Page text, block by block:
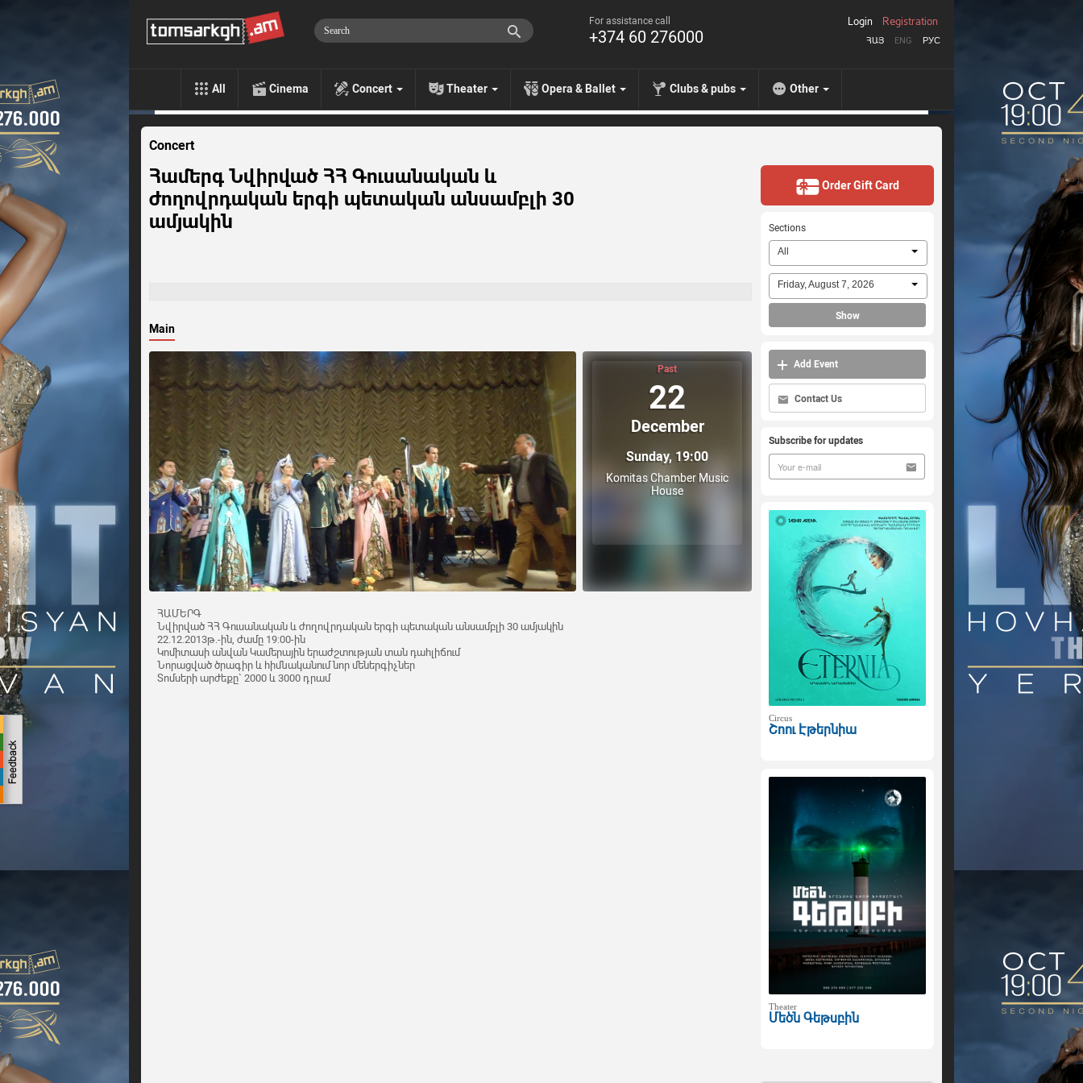
For assistance call
+374 60 276000 ՀԱՅ ENG РУС
Login Registration
All Cinema Concert Theater Opera & Ballet Clubs & pubs Other
Concert
Համերգ Նվիրված ՀՀ Գուսանական և
ժողովրդական երգի պետական անսամբլի 30
ամյակին
Main
Past
22
December
Sunday, 19:00
Komitas Chamber Music
House
ՀԱՄԵՐԳ
Նվիրված ՀՀ Գուսանական և ժողովրդական երգի պետական անսամբլի 30 ամյակին
22.12.2013թ.-ին, ժամը 19:00-ին
Կոմիտասի անվան Կամերային երաժշտության տան դահլիճում
Նորացված ծրագիր և հիմնականում նոր մեներգիչներ
Տոմսերի արժեքը` 2000 և 3000 դրամ
Order Gift Card
Sections
All
Friday, August 7, 2026
Show
Add Event
Contact Us
Subscribe for updates
Circus
Շոու Էթերնիա
Theater
Մեծն Գեթսբին